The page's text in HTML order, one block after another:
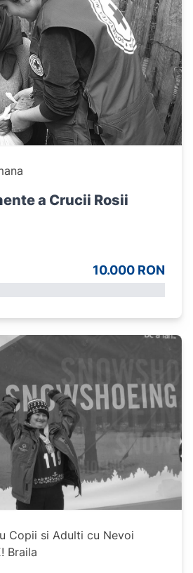
a Crucii Rosii
10.000 RON
Copii si Adulti cu Nevoi
Braila